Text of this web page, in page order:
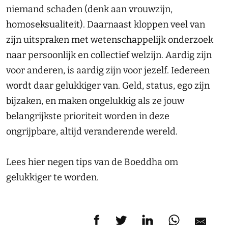
niemand schaden (denk aan vrouwzijn,
homoseksualiteit). Daarnaast kloppen veel van
zijn uitspraken met wetenschappelijk onderzoek
naar persoonlijk en collectief welzijn. Aardig zijn
voor anderen, is aardig zijn voor jezelf. Iedereen
wordt daar gelukkiger van. Geld, status, ego zijn
bijzaken, en maken ongelukkig als ze jouw
belangrijkste prioriteit worden in deze
ongrijpbare, altijd veranderende wereld.
Lees hier negen tips van de Boeddha om
gelukkiger te worden.